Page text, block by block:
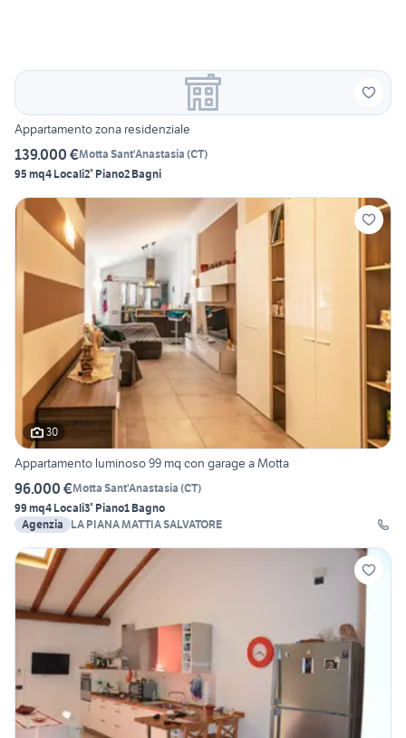
Appartamento zona residenziale
139.000 €Motta Sant'Anastasia (CT)
95 mq4 Locali2° Piano2 Bagni
30
Appartamento luminoso 99 mq con garage a Motta
96.000 €Motta Sant'Anastasia (CT)
99 mq4 Locali3° Piano1 Bagno
Agenzia
LA PIANA MATTIA SALVATORE